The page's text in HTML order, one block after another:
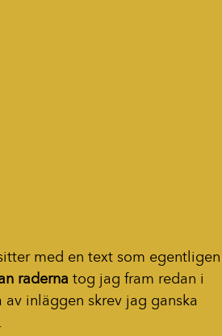
med en text som egentligen
raderna tog jag fram redan i
av inläggen skrev jag ganska